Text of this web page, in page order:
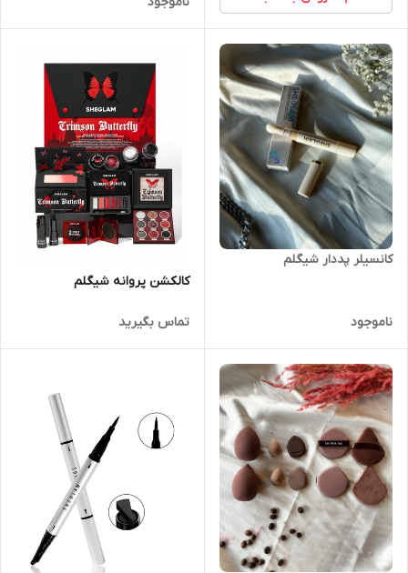
کانسیلر پددار شیگلم
ناموجود
کالکشن پروانه شیگلم
تماس بگیرید